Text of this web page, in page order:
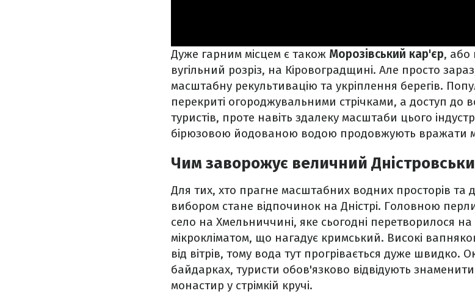
Дуже гарним місцем є також Морозівський кар'єр, або
вугільний розріз, на Кіровоградщині. Але просто
масштабну рекультивацію та укріплення берегів.
перекриті огороджувальними стрічками, а доступ до
туристів, проте навіть здалеку масштаби цього
бірюзовою йодованою водою продовжують вражати
Чим заворожує величний
Для тих, хто прагне масштабних водних просторів та
вибором стане відпочинок на Дністрі. Головною
село на Хмельниччині, яке сьогодні перетворилося на
мікрокліматом, що нагадує кримський. Високі
від вітрів, тому вода тут прогрівається дуже швидко.
байдарках, туристи обов'язково відвідують
монастир у стрімкій кручі.